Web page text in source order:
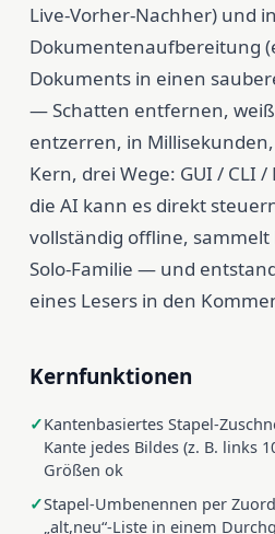
Live-Vorher-Nachher) und
Dokumentenaufbereitung
Dokuments in einen
— Schatten entfernen,
entzerren, in
Kern, drei Wege: GUI / CLI
die AI kann es direkt
vollständig offline, sammelt
Solo-Familie — und
eines Lesers in den
Kernfunktionen
Kantenbasiertes Stapel-
Kante jedes Bildes (z. B. links
Größen ok
Stapel-Umbenennen per
„alt,neu“-Liste in einem